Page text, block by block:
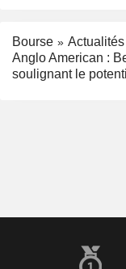
Bourse
Anglo American :
soulignant le